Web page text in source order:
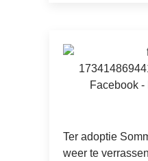
Ter adoptie
weer te